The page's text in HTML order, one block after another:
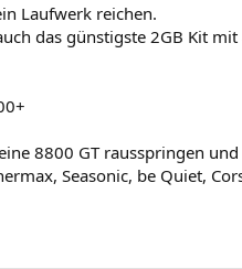
Laufwerk reichen.
das günstigste 2GB Kit
8800 GT rausspringen und
Seasonic, be Quiet,